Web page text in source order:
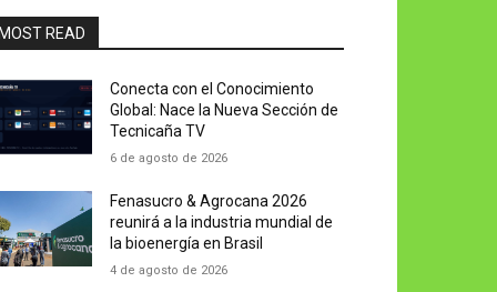
READ
Conecta con el Conocimiento
Global: Nace la Nueva Sección de
Tecnicaña TV
6 de agosto de 2026
Fenasucro & Agrocana 2026
reunirá a la industria mundial de
la bioenergía en Brasil
4 de agosto de 2026